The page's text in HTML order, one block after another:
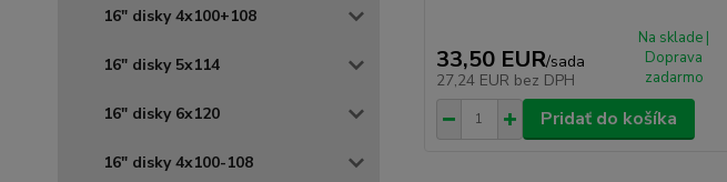
16" disky 4x100+108
16" disky 5x114
16" disky 6x120
16" disky 4x100-108
33,50 EUR/sada
27,24 EUR bez DPH
Na sklade |
Doprava
zadarmo
Pridať do košíka